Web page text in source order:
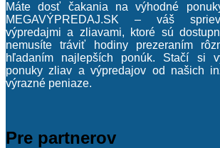
Zobraziť (0
Máte dosť čakania na výhodné
MEGAVÝPREDAJ.SK – váš
výpredajmi a zliavami, ktoré sú
nemusíte tráviť hodiny prezeraním
hľadaním najlepších ponúk. Stačí si
ponuky zliav a výpredajov od našich
výrazné peniaze.
Pre partnerov